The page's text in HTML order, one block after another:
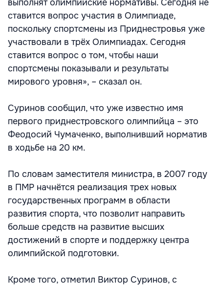
выполнят олимпийские нормативы. Сегодня не
ставится вопрос участия в Олимпиаде,
поскольку спортсмены из Приднестровья уже
участвовали в трёх Олимпиадах. Сегодня
ставится вопрос о том, чтобы наши
спортсмены показывали и результаты
мирового уровня», – сказал он.
Суринов сообщил, что уже известно имя
первого приднестровского олимпийца – это
Феодосий Чумаченко, выполнивший норматив
в ходьбе на 20 км.
По словам заместителя министра, в 2007 году
в ПМР начнётся реализация трех новых
государственных программ в области
развития спорта, что позволит направить
больше средств на развитие высших
достижений в спорте и поддержку центра
олимпийской подготовки.
Кроме того, отметил Виктор Суринов, с